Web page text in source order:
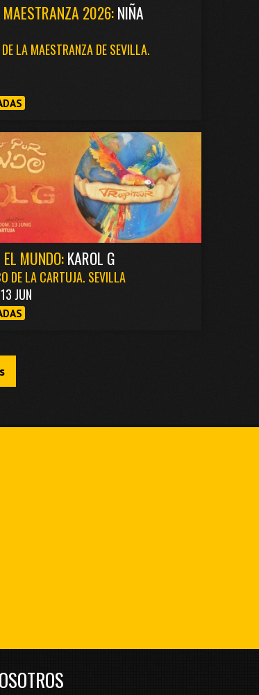
MAESTRANZA 2026:NIÑA
LA MAESTRANZA DE SEVILLA.
MUNDO:KAROL G
DE LA CARTUJA. SEVILLA
JUN